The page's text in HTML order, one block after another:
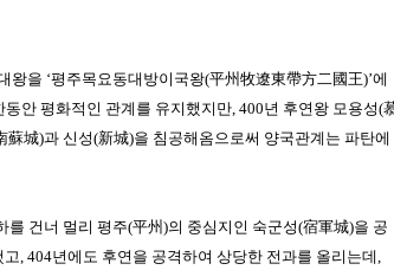
왕을 ‘평주목요동대방이국왕(平州牧遼東帶方二國王)’에
안 평화적인 관계를 유지했지만, 400년 후연왕 모용성(
蘇城)과 신성(新城)을 침공해옴으로써 양국관계는 파탄에
를 건너 멀리 평주(平州)의 중심지인 숙군성(宿軍城)을 공
, 404년에도 후연 을 공격하여 상당한 전과를 올리는데,